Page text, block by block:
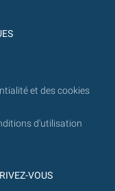
et des cookies
d'utilisation
VOUS